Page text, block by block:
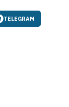
TELEGRAM